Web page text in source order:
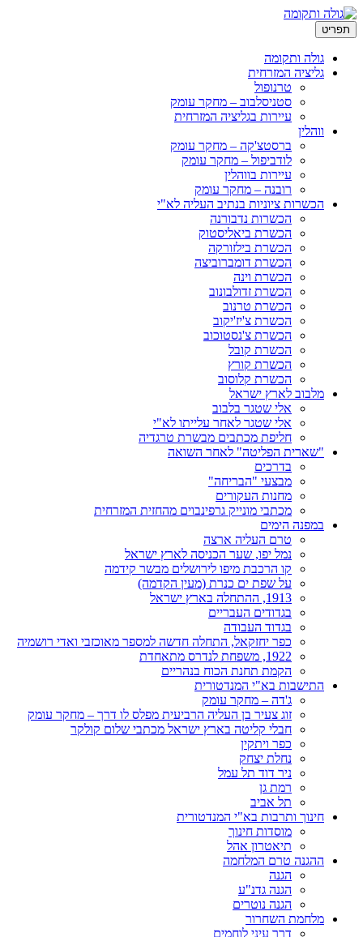
גולה ותקומה
גליציה המזרחית
טרנופול
סטניסלבוב – מחקר עומק
עיירות בגליציה המזרחית
ווהלין
ברסטצ'קה – מחקר עומק
לודביפול – מחקר עומק
עיירות בווהלין
רובנה – מחקר עומק
הכשרות ציוניות בנתיב העליה לא"י
הכשרות נדבורנה
הכשרת ביאליסטוק
הכשרת בילזורקה
הכשרת דומברוביצה
הכשרת וינה
הכשרת זדולבונוב
הכשרת טרנוב
הכשרת צ'יז'יקוב
הכשרת צ'נסטוכוב
הכשרת קובל
הכשרת קורץ
הכשרת קלוסוב
מלבוב לארץ ישראל
אלי שטגר בלבוב
אלי שטגר לאחר עלייתו לא"י
חליפת מכתבים מבשרת טרגדיה
"שארית הפליטה" לאחר השואה
בדרכים
מבצעי "הבריחה"
מחנות העקורים
מכתבי מונייק גרפינבוים מהחזית המזרחית
במפנה הימים
טרם העליה ארצה
נמל יפו, שער הכניסה לארץ ישראל
קו הרכבת מיפו לירושלים מבשר קידמה
על שפת ים כנרת (מעין הקדמה)
1913, ההתחלה בארץ ישראל
בגדודים העבריים
בגדוד העבודה
כפר יחזקאל, התחלה חדשה למספר מאוכזבי ואדי רושמיה
1922, משפחת לנדרס מתאחדת
הקמת תחנת הכוח בנהריים
התישבות בא"י המנדטורית
ג'דה – מחקר עומק
זוג צעיר בן העליה הרביעית מפלס לו דרך – מחקר עומק
חבלי קליטה בארץ ישראל מכתבי שלום קולקר
כפר ויתקין
נחלת יצחק
ניר דוד תל עמל
רמת גן
תל אביב
חינוך ותרבות בא"י המנדטורית
מוסדות חינוך
תיאטרון אהל
ההגנה טרם המלחמה
הגנה
הגנה גדנ"ע
הגנה נוטרים
מלחמת השחרור
דרך עיני לוחמים